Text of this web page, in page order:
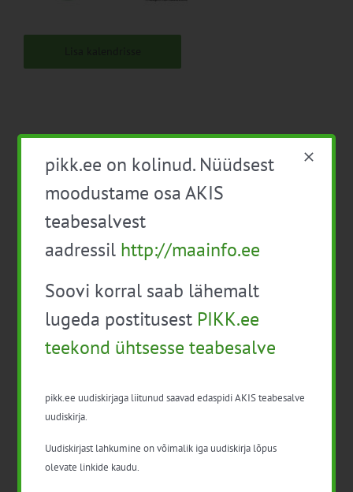
Facebook
X LinkedIn
Email
Täiendkoolitus Lammaste
poegimisaeg ja karja- ning
karjavalvekoerad.
2014 – 2020 meetme 5.2
määruse „Ohtlike
taimekahjustajate ja
kahjustunud
alusel antava toetuse
pikk.ee on kolinud. Nüüdsest
moodustame osa AKIS
teabesalvest
aadressil http://maainfo.ee
Soovi korral saab lähemalt
lugeda postitusest PIKK.ee
teekond ühtsesse teabesalve
pikk.ee uudiskirjaga liitunud saavad edaspidi AKIS teabesalve
uudiskirja.
Uudiskirjast lahkumine on võimalik iga uudiskirja lõpus
olevate linkide kaudu.